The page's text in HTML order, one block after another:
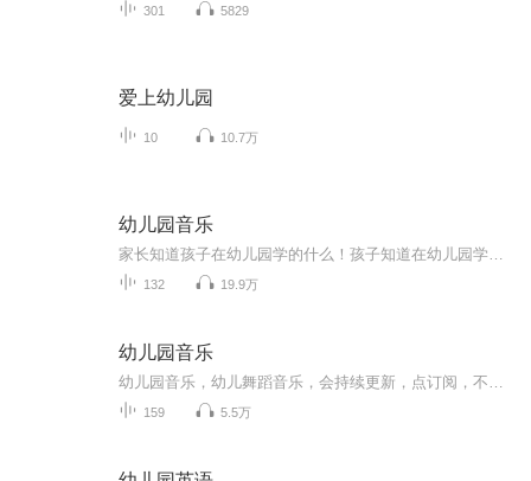
301 5829
爱上幼儿园
10 10.7万
幼儿园音乐
132 19.9万
幼儿园音乐
159 5.5万